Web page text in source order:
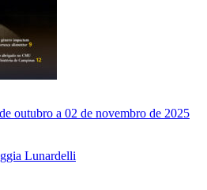
outubro a 02 de novembro de 2025
Lunardelli